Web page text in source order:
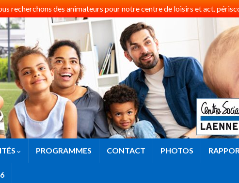
recherchons des animateurs pour notre centre de loisirs et act.
PROGRAMMES CONTACT PHOTOS